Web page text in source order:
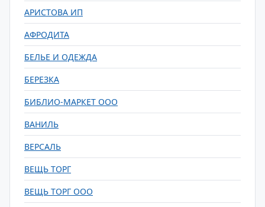
АРИСТОВА ИП
АФРОДИТА
БЕЛЬЕ И ОДЕЖДА
БЕРЕЗКА
БИБЛИО-МАРКЕТ ООО
ВАНИЛЬ
ВЕРСАЛЬ
ВЕЩЬ ТОРГ
ВЕЩЬ ТОРГ ООО